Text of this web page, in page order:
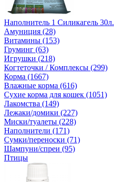
Наполнитель 1 Силикагель 30л.
Амуниция (28)
Витамины (153)
Груминг (63)
Игрушки (218)
Когтеточки / Комплексы (299)
Корма (1667)
Влажные корма (616)
Сухие корма для кошек (1051)
Лакомства (149)
Лежаки/домики (227)
Миски/туалеты (228)
Наполнители (171)
Сумки/переноски (71)
Шампуни/спреи (95)
Птицы